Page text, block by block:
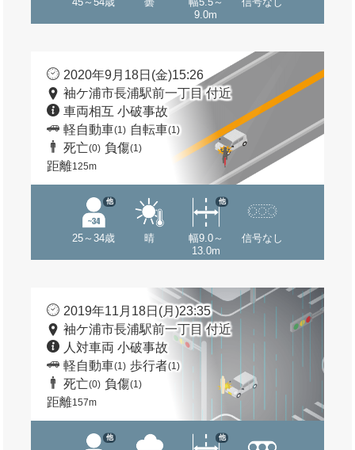
9.0m
2020年9月18日(金)15:26
袖ケ浦市長浦駅前一丁目 付近
車両相互 小破事故
軽自動車(1) 自転車(1)
死亡(0) 負傷(1)
距離125m
25～34歳
他
晴
幅9.0～
13.0m
他
信号なし
2019年11月18日(月)23:35
袖ケ浦市長浦駅前一丁目 付近
人対車両 小破事故
軽自動車(1) 歩行者(1)
死亡(0) 負傷(1)
距離157m
他 他